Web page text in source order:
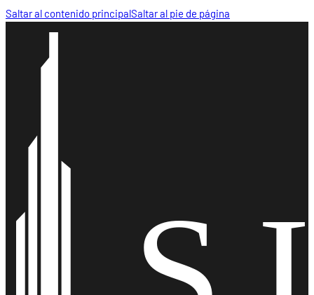
Saltar al contenido principalSaltar al pie de página